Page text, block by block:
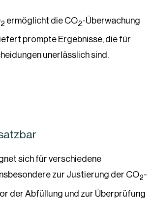
2 ermöglicht die CO2-Überwachung
prompte Ergebnisse, die für
unerlässlich sind.
sich für verschiedene
zur Justierung der CO2-
der Abfüllung und zur Überprüfung